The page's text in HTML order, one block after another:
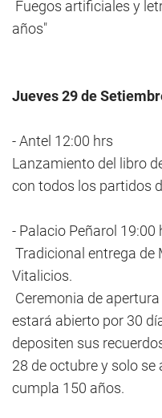
Fuegos artificiales y
años"
Jueves 29 de
- Antel 12:00 hrs
Lanzamiento del libro
con todos los partidos
- Palacio Peñarol 19:00
Tradicional entrega de
Vitalicios.
Ceremonia de
estará abierto por 30
depositen sus
28 de octubre y solo se
cumpla 150 años.